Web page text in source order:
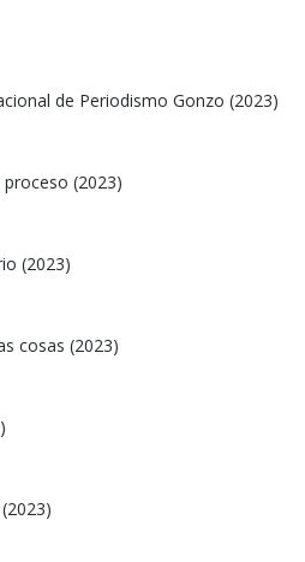
de Periodismo Gonzo (2023)
(2023)
(2023)
cosas (2023)